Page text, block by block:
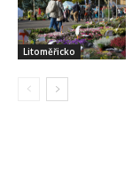
Litoměřicko